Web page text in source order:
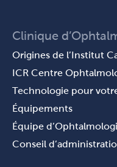
Clinique
Origines de l’Institut
ICR Centre
Technologie pour
Équipements
Équipe
Conseil